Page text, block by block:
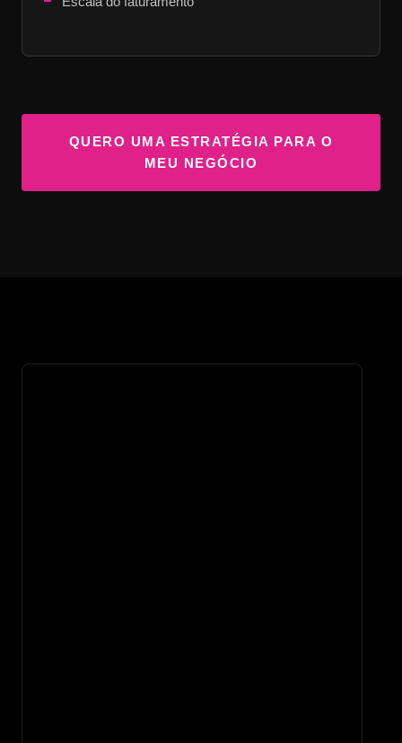
QUERO UMA ESTRATÉGIA PARA O
MEU NEGÓCIO